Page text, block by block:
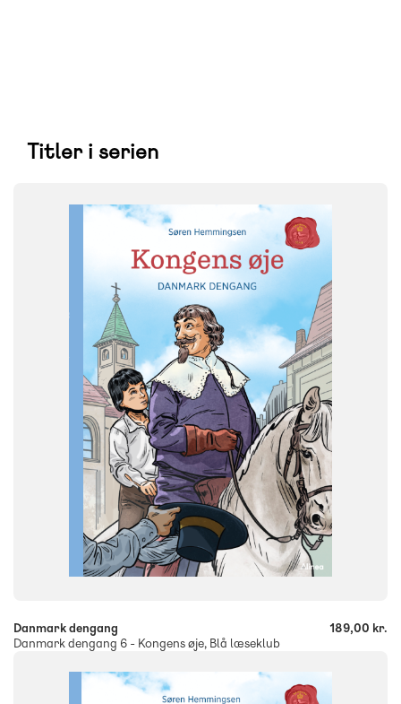
Titler i serien
3. klasse 4. klasse
FORMAT
Flergangsbog
9788723567604
+
Danmark dengang
Danmark dengang 6 - Kongens øje, Blå læseklub
189,00 kr.